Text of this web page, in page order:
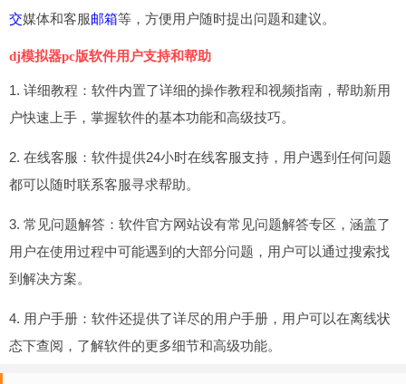
交媒体和客服邮箱等，方便用户随时提出问题和建议。
dj模拟器pc版软件用户支持和帮助
1. 详细教程：软件内置了详细的操作教程和视频指南，帮助新用
户快速上手，掌握软件的基本功能和高级技巧。
2. 在线客服：软件提供24小时在线客服支持，用户遇到任何问题
都可以随时联系客服寻求帮助。
3. 常见问题解答：软件官方网站设有常见问题解答专区，涵盖了
用户在使用过程中可能遇到的大部分问题，用户可以通过搜索找
到解决方案。
4. 用户手册：软件还提供了详尽的用户手册，用户可以在离线状
态下查阅，了解软件的更多细节和高级功能。